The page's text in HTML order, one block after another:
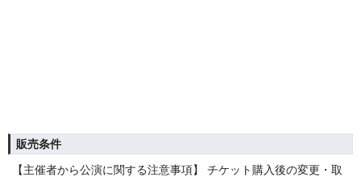
販売条件
【主催者から公演に関する注意事項】 チケット購入後の変更・取